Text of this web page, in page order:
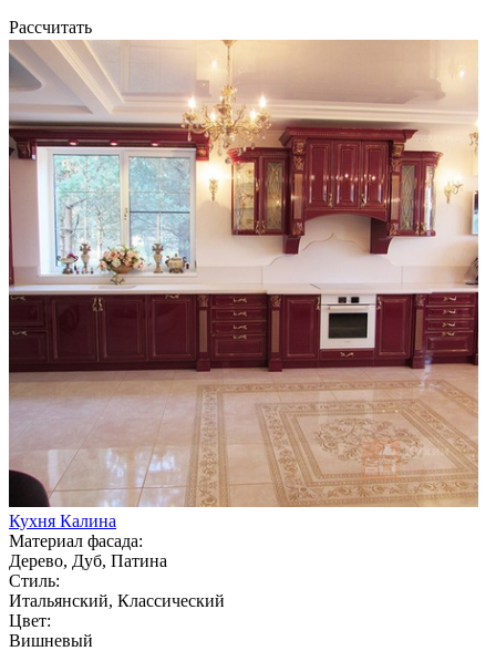
Рассчитать
Кухня Калина
Материал фасада:
Дерево, Дуб, Патина
Стиль:
Итальянский, Классический
Цвет:
Вишневый